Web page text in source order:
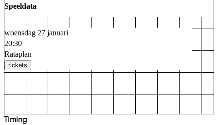
Speeldata
woensdag 27 januari
20:30
Rataplan
tickets
Timing